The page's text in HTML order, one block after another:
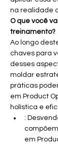
na realidade
O que você
treinamento?
Ao longo
chaves para
desses
moldar
práticas
em Product
holística e
:
em